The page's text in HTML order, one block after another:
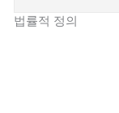
법률적 정의